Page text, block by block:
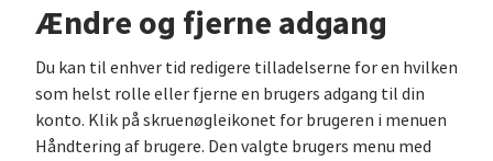
Ændre og fjerne adgang
Du kan til enhver tid redigere tilladelserne for en hvilken
som helst rolle eller fjerne en brugers adgang til din
konto. Klik på skruenøgleikonet for brugeren i menuen
Håndtering af brugere. Den valgte brugers menu med